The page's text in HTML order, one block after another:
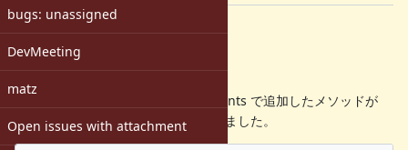
bugs: unassigned
DevMeeting
matz
Open issues with attachment
Description
概要
Ruby 2.4 で以下のように『refinements で追加したメソッドが
&:twiceで呼び出せる』ようになりました。